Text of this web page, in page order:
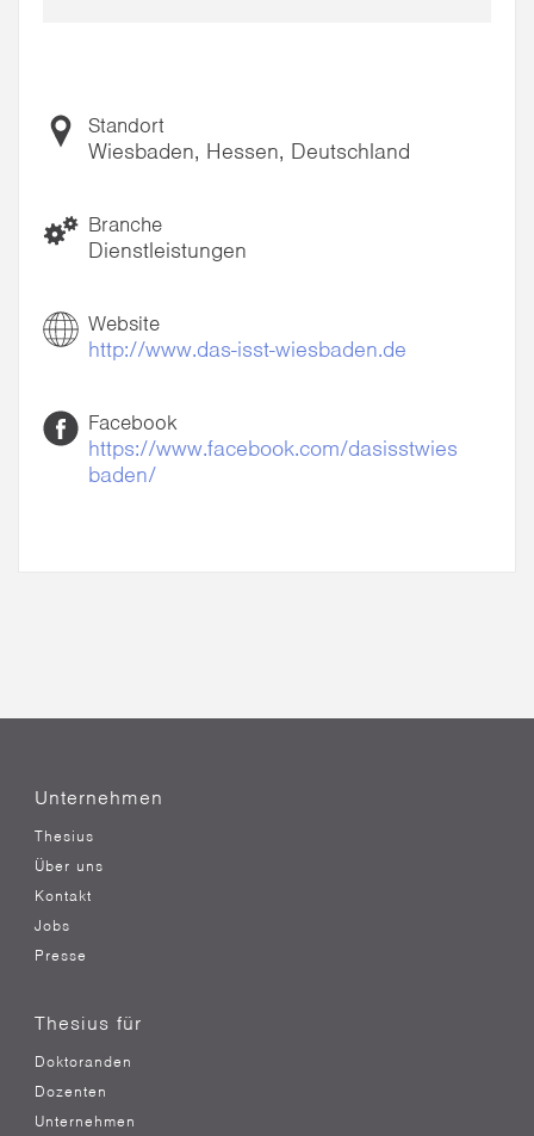
Standort
Wiesbaden, Hessen, Deutschland
Branche
Dienstleistungen
Website
http://www.das-isst-wiesbaden.de
Facebook
https://www.facebook.com/dasisstwies
baden/
Unternehmen
Thesius
Über uns
Kontakt
Jobs
Presse
Thesius für
Doktoranden
Dozenten
Unternehmen